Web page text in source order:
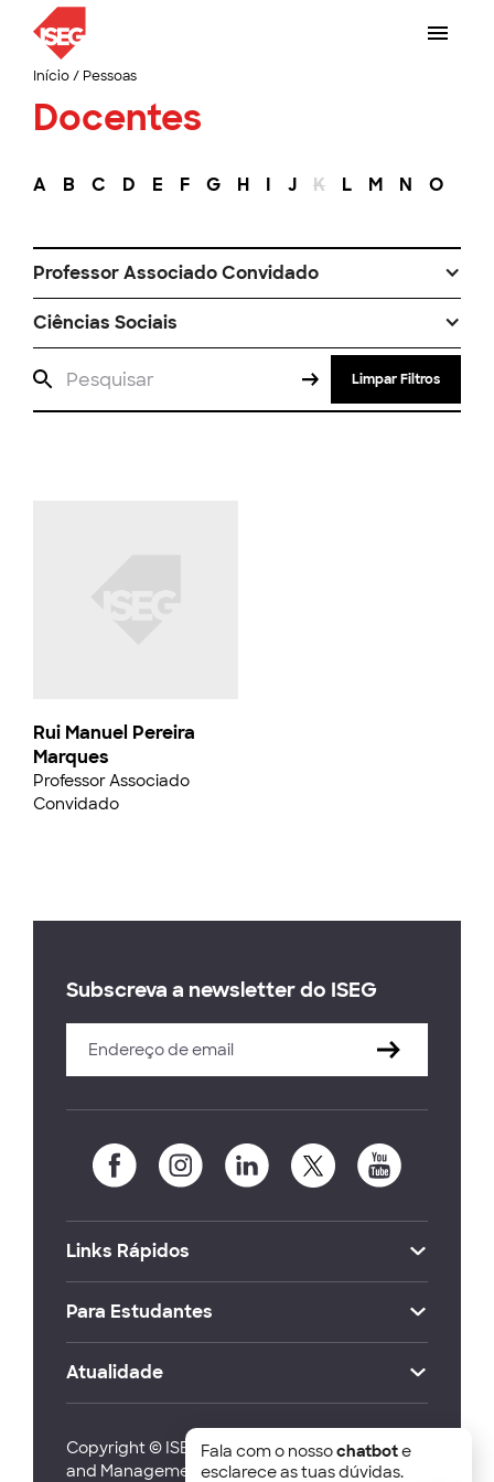
Início/ Pessoas
Docentes
A B C D E F G H I J K L M N O
Professor Associado Convidado
Ciências Sociais
Limpar Filtros
Rui Manuel Pereira
Marques
Professor Associado
Convidado
Subscreva a newsletter do ISEG
Links Rápidos
Para Estudantes
Atualidade
Copyright © ISEG Lisbon School of Economics
and Management 2026
Fala com o nossochatbote
esclarece as tuas dúvidas.